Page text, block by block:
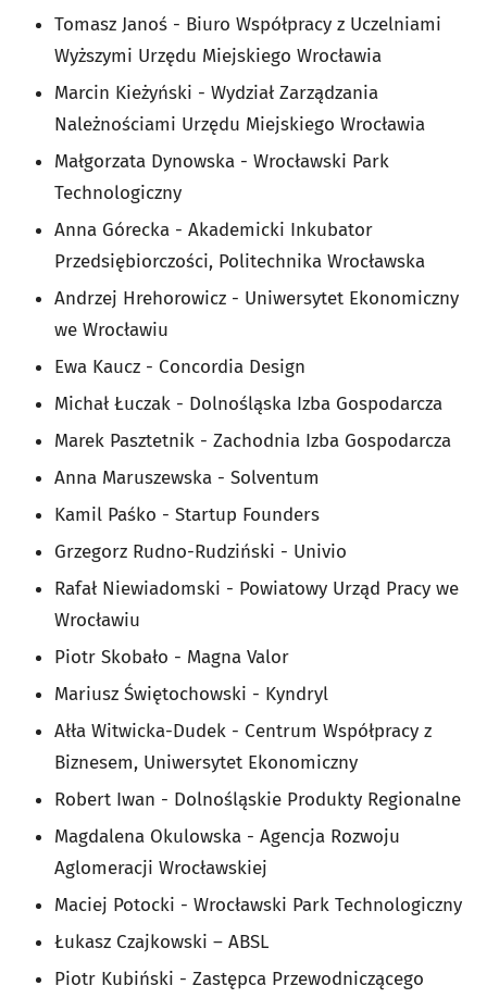
Tomasz Janoś - Biuro Współpracy z Uczelniami
Wyższymi Urzędu Miejskiego Wrocławia
Marcin Kieżyński - Wydział Zarządzania
Należnościami Urzędu Miejskiego Wrocławia
Małgorzata Dynowska - Wrocławski Park
Technologiczny
Anna Górecka - Akademicki Inkubator
Przedsiębiorczości, Politechnika Wrocławska
Andrzej Hrehorowicz - Uniwersytet Ekonomiczny
we Wrocławiu
Ewa Kaucz - Concordia Design
Michał Łuczak - Dolnośląska Izba Gospodarcza
Marek Pasztetnik - Zachodnia Izba Gospodarcza
Anna Maruszewska - Solventum
Kamil Paśko - Startup Founders
Grzegorz Rudno-Rudziński - Univio
Rafał Niewiadomski - Powiatowy Urząd Pracy we
Wrocławiu
Piotr Skobało - Magna Valor
Mariusz Świętochowski - Kyndryl
Ałła Witwicka-Dudek - Centrum Współpracy z
Biznesem, Uniwersytet Ekonomiczny
Robert Iwan - Dolnośląskie Produkty Regionalne
Magdalena Okulowska - Agencja Rozwoju
Aglomeracji Wrocławskiej
Maciej Potocki - Wrocławski Park Technologiczny
Łukasz Czajkowski – ABSL
Piotr Kubiński - Zastępca Przewodniczącego